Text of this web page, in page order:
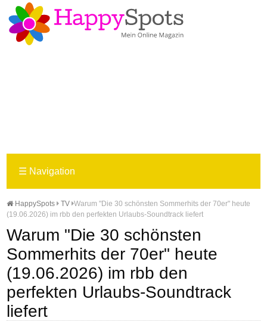
☰ Navigation
HappySpots TV Warum "Die 30 schönsten Sommerhits der 70er" heute
(19.06.2026) im rbb den perfekten Urlaubs-Soundtrack liefert
Warum "Die 30 schönsten
Sommerhits der 70er" heute
(19.06.2026) im rbb den
perfekten Urlaubs-Soundtrack
liefert